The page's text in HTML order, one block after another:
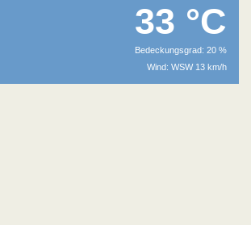
33 °C
Bedeckungsgrad: 20 %
Wind: WSW 13 km/h